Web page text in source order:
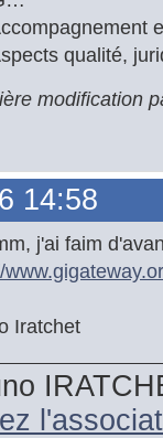
qualité,
modification
14:58
j'ai faim
Iratchet